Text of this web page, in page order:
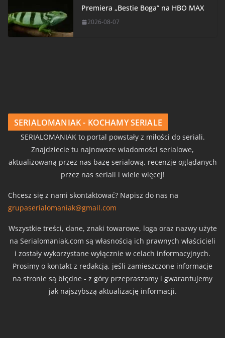
Premiera „Bestie Boga” na HBO MAX
2026-08-07
SERIALOMANIAK - KOCHAMY SERIALE
SERIALOMANIAK to portal powstały z miłości do seriali.
Znajdziecie tu najnowsze wiadomości serialowe,
aktualizowaną przez nas bazę serialową, recenzje oglądanych
przez nas seriali i wiele więcej!
Chcesz się z nami skontaktować? Napisz do nas na
grupaserialomaniak@gmail.com
Wszystkie treści, dane, znaki towarowe, loga oraz nazwy użyte
na Serialomaniak.com są własnością ich prawnych właścicieli
i zostały wykorzystane wyłącznie w celach informacyjnych.
Prosimy o kontakt z redakcją, jeśli zamieszczone informacje
na stronie są błędne - z góry przepraszamy i gwarantujemy
jak najszybszą aktualizację informacji.